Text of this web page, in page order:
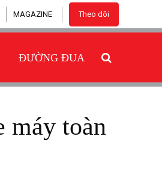
MAGAZINE Theo dõi
ĐƯỜNG ĐUA